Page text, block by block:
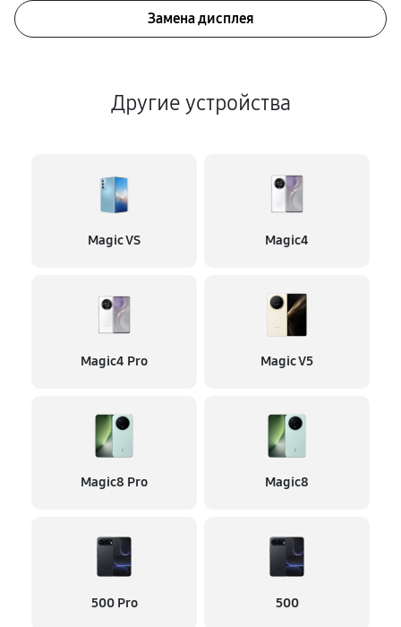
Замена дисплея
Другие устройства
Magic VS Magic4
Magic4 Pro Magic V5
Magic8 Pro Magic8
500 Pro 500